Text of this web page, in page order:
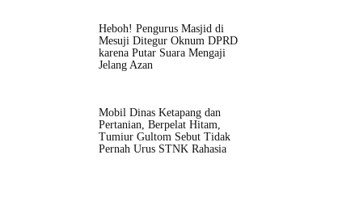
Heboh! Pengurus Masjid di
Mesuji Ditegur Oknum DPRD
karena Putar Suara Mengaji
Jelang Azan
Mobil Dinas Ketapang dan
Pertanian, Berpelat Hitam,
Tumiur Gultom Sebut Tidak
Pernah Urus STNK Rahasia